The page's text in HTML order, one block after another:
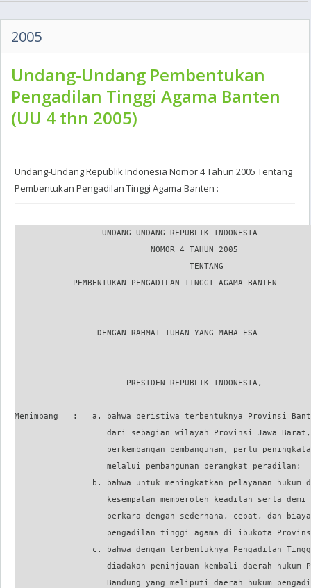
2005
Undang-Undang Pembentukan
Pengadilan Tinggi Agama Banten
(UU 4 thn 2005)
Undang-Undang Republik Indonesia Nomor 4 Tahun 2005 Tentang
Pembentukan Pengadilan Tinggi Agama Banten :
                  UNDANG-UNDANG REPUBLIK INDONESIA
                            NOMOR 4 TAHUN 2005
                                    TENTANG
            PEMBENTUKAN PENGADILAN TINGGI AGAMA BANTEN
                 DENGAN RAHMAT TUHAN YANG MAHA ESA
                       PRESIDEN REPUBLIK INDONESIA,
Menimbang   :   a. bahwa peristiwa terbentuknya Provinsi
dari sebagian wilayah Provinsi Jawa
perkembangan pembangunan, perlu
                   melalui pembangunan perangkat peradilan;
b. bahwa untuk meningkatkan pelayanan hukum
kesempatan memperoleh keadilan serta demi
perkara dengan sederhana, cepat, dan
pengadilan tinggi agama di ibukota
c. bahwa dengan terbentuknya Pengadilan
diadakan peninjauan kembali daerah hukum
Bandung yang meliputi daerah hukum